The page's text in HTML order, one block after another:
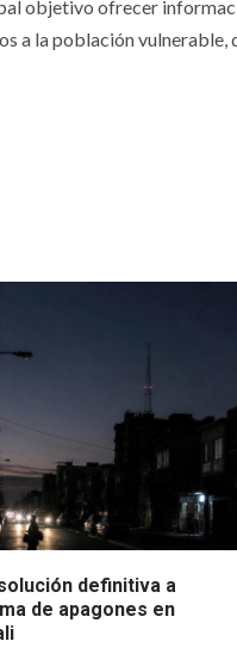
objetivo ofrecer
a la población
definitiva a
de apagones en